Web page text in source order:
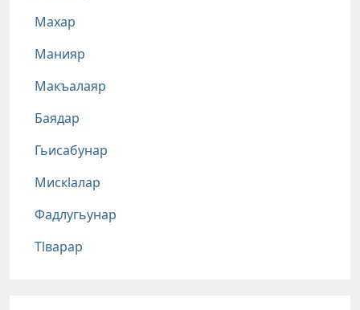
Махар
Манияр
Макъалаяр
Баядар
Гьисабунар
Мискlалар
Фадлугьунар
Тlварар